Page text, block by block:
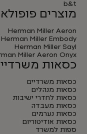
b&t
מוצרים
Herman Miller Aeron
Herman Miller Embody
Herman Miller Sayl
Miller Aeron Onyx
כסאות
כסאות משרדיים
כסאות מנהלים
כסאות לחדרי ישיבות
כסאות מעבדה
כסאות נערמים
כסאות אודיטוריום
ספות למשרד